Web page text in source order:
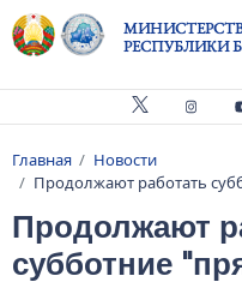
Перейти к основному
РЕСПУБЛИКИ
Строка навигации
Главная
Новости
Продолжают работать
Продолжают
субботние